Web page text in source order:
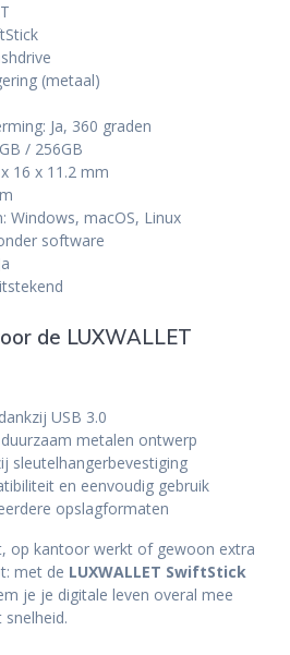
(metaal)
Ja, 360 graden
/ 256GB
16 x 11.2 mm
Windows, macOS, Linux
software
de LUXWALLET
USB 3.0
metalen ontwerp
sleutelhangerbevestiging
en eenvoudig gebruik
opslagformaten
op kantoor werkt of gewoon extra
met de LUXWALLET SwiftStick
je je digitale leven overal mee